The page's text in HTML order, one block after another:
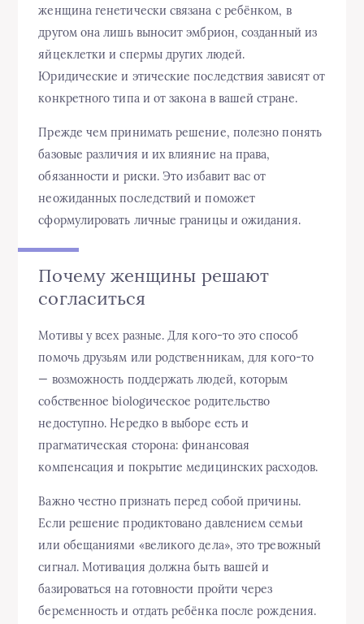
женщина генетически связана с ребёнком, в
другом она лишь выносит эмбрион, созданный из
яйцеклетки и спермы других людей.
Юридические и этические последствия зависят от
конкретного типа и от закона в вашей стране.
Прежде чем принимать решение, полезно понять
базовые различия и их влияние на права,
обязанности и риски. Это избавит вас от
неожиданных последствий и поможет
сформулировать личные границы и ожидания.
Почему женщины решают
согласиться
Мотивы у всех разные. Для кого-то это способ
помочь друзьям или родственникам, для кого-то
— возможность поддержать людей, которым
собственное biologическое родительство
недоступно. Нередко в выборе есть и
прагматическая сторона: финансовая
компенсация и покрытие медицинских расходов.
Важно честно признать перед собой причины.
Если решение продиктовано давлением семьи
или обещаниями «великого дела», это тревожный
сигнал. Мотивация должна быть вашей и
базироваться на готовности пройти через
беременность и отдать ребёнка после рождения.